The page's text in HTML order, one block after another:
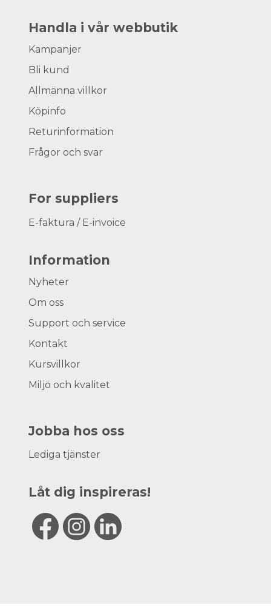
Handla i vår webbutik
Kampanjer
Bli kund
Allmänna villkor
Köpinfo
Returinformation
Frågor och svar
For suppliers
E-faktura / E-invoice
Information
Nyheter
Om oss
Support och service
Kontakt
Kursvillkor
Miljö och kvalitet
Jobba hos oss
Lediga tjänster
Låt dig inspireras!